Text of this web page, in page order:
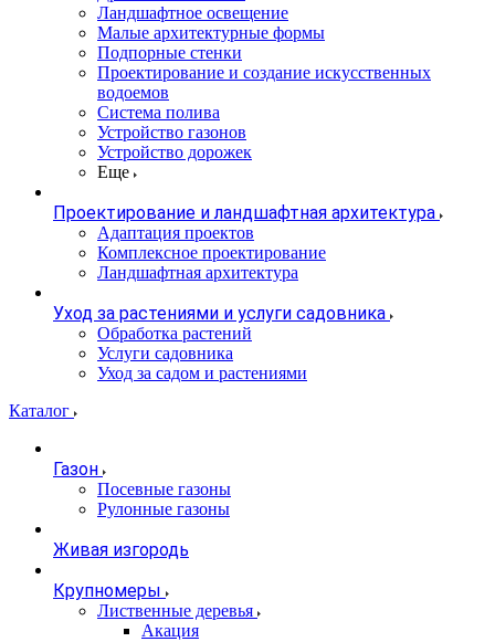
Ландшафтное освещение
Малые архитектурные формы
Подпорные стенки
Проектирование и создание искусственных
водоемов
Система полива
Устройство газонов
Устройство дорожек
Еще
Проектирование и ландшафтная архитектура
Адаптация проектов
Комплексное проектирование
Ландшафтная архитектура
Уход за растениями и услуги садовника
Обработка растений
Услуги садовника
Уход за садом и растениями
Каталог
Газон
Посевные газоны
Рулонные газоны
Живая изгородь
Крупномеры
Лиственные деревья
Акация